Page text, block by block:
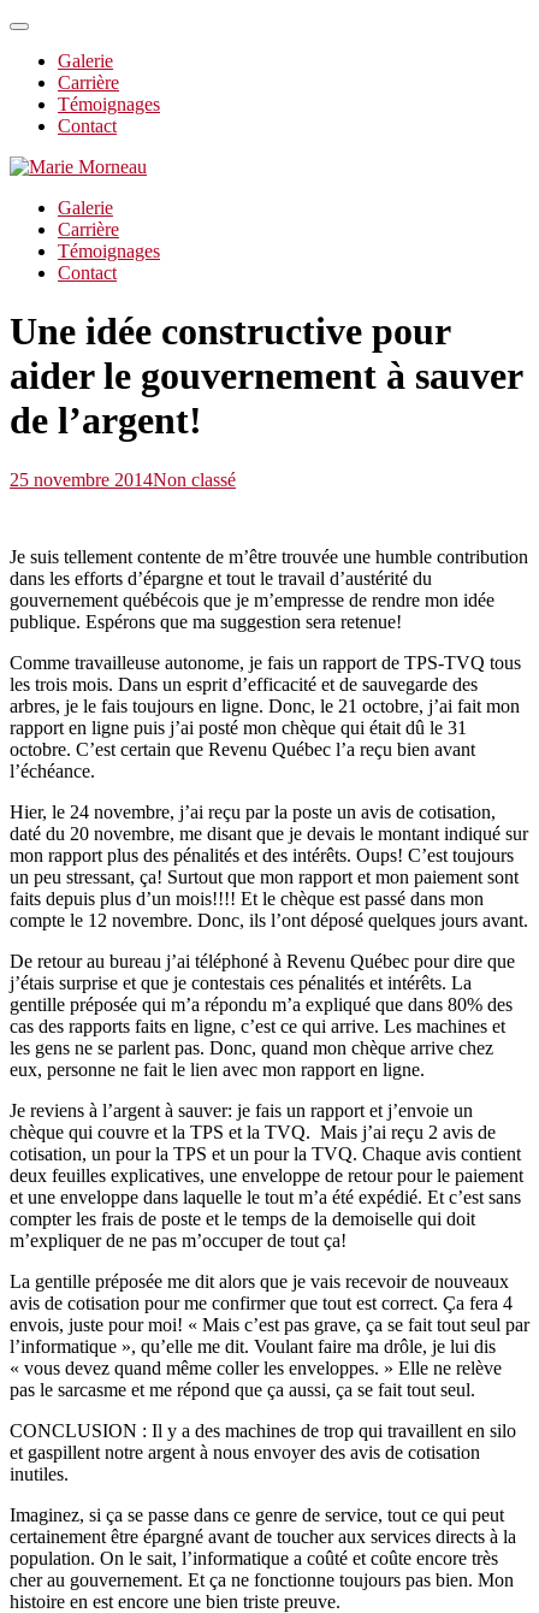
Galerie
Carrière
Témoignages
Contact
Galerie
Carrière
Témoignages
Contact
Une idée constructive pour
aider le gouvernement à sauver
de l’argent!
25 novembre 2014Non classé
Je suis tellement contente de m’être trouvée une humble contribution
dans les efforts d’épargne et tout le travail d’austérité du
gouvernement québécois que je m’empresse de rendre mon idée
publique. Espérons que ma suggestion sera retenue!
Comme travailleuse autonome, je fais un rapport de TPS-TVQ tous
les trois mois. Dans un esprit d’efficacité et de sauvegarde des
arbres, je le fais toujours en ligne. Donc, le 21 octobre, j’ai fait mon
rapport en ligne puis j’ai posté mon chèque qui était dû le 31
octobre. C’est certain que Revenu Québec l’a reçu bien avant
l’échéance.
Hier, le 24 novembre, j’ai reçu par la poste un avis de cotisation,
daté du 20 novembre, me disant que je devais le montant indiqué sur
mon rapport plus des pénalités et des intérêts. Oups! C’est toujours
un peu stressant, ça! Surtout que mon rapport et mon paiement sont
faits depuis plus d’un mois!!!! Et le chèque est passé dans mon
compte le 12 novembre. Donc, ils l’ont déposé quelques jours avant.
De retour au bureau j’ai téléphoné à Revenu Québec pour dire que
j’étais surprise et que je contestais ces pénalités et intérêts. La
gentille préposée qui m’a répondu m’a expliqué que dans 80% des
cas des rapports faits en ligne, c’est ce qui arrive. Les machines et
les gens ne se parlent pas. Donc, quand mon chèque arrive chez
eux, personne ne fait le lien avec mon rapport en ligne.
Je reviens à l’argent à sauver: je fais un rapport et j’envoie un
chèque qui couvre et la TPS et la TVQ. Mais j’ai reçu 2 avis de
cotisation, un pour la TPS et un pour la TVQ. Chaque avis contient
deux feuilles explicatives, une enveloppe de retour pour le paiement
et une enveloppe dans laquelle le tout m’a été expédié. Et c’est sans
compter les frais de poste et le temps de la demoiselle qui doit
m’expliquer de ne pas m’occuper de tout ça!
La gentille préposée me dit alors que je vais recevoir de nouveaux
avis de cotisation pour me confirmer que tout est correct. Ça fera 4
envois, juste pour moi! « Mais c’est pas grave, ça se fait tout seul par
l’informatique », qu’elle me dit. Voulant faire ma drôle, je lui dis
« vous devez quand même coller les enveloppes. » Elle ne relève
pas le sarcasme et me répond que ça aussi, ça se fait tout seul.
CONCLUSION : Il y a des machines de trop qui travaillent en silo
et gaspillent notre argent à nous envoyer des avis de cotisation
inutiles.
Imaginez, si ça se passe dans ce genre de service, tout ce qui peut
certainement être épargné avant de toucher aux services directs à la
population. On le sait, l’informatique a coûté et coûte encore très
cher au gouvernement. Et ça ne fonctionne toujours pas bien. Mon
histoire en est encore une bien triste preuve.